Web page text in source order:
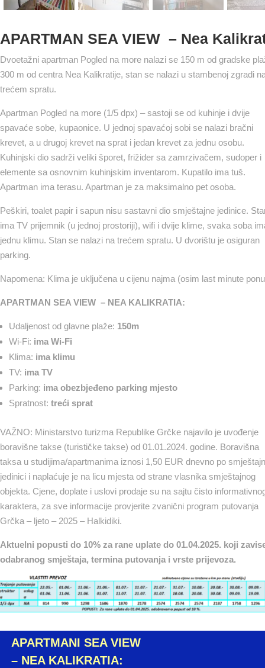
APARTMAN SEA VIEW – Nea
Dvoetažni apartman Pogled na more nalazi se 150 m od gradske
300 m od centra Nea Kalikratije, stan se nalazi u stambenoj zgradi
trećem spratu.
Apartman Pogled na more (1/5 dpx) – sastoji se od kuhinje i dvije
spavaće sobe, kupaonice. U jednoj spavaćoj sobi se nalazi bračni
krevet, a u drugoj krevet na sprat i jedan krevet za jednu osobu.
Kuhinjski dio sadrži veliki šporet, frižider sa zamrzivačem, sudoper i
elemente sa osnovnim kuhinjskim inventarom. Kupatilo ima tuš.
Apartman ima terasu. Apartman je za maksimalno pet osoba.
Peškiri, toalet papir i sapun nisu sastavni dio smještajne jedinice.
ima TV prijemnik (u jednoj prostoriji), wifi i dvije klime, svaka soba
jednu klimu. Stan se nalazi na trećem spratu. U dvorištu je osiguran
parking.
Napomena: Klima je uključena u cijenu najma (osim last minute
APARTMAN SEA VIEW – NEA KALIKRATIA:
Udaljenost od glavne plaže: 150m
Wi-Fi: ima Wi-Fi
Klima: ima klimu
TV: ima TV
Parking: ima obezbjeđeno parking mjesto
Spratnost: treći sprat
VAŽNO: Ministarstvo turizma Republike Grčke najavilo je uvođenje
boravišne takse (turističke takse) od 01.01.2024. godine. Boravišna
taksa u studijima/apartmanima iznosi 1,50 EUR dnevno po
jedinici i naplaćuje je na licu mjesta od strane vlasnika smještajnog
objekta. Cjene, doplate i uslovi prodaje su na sajtu čisto
karaktera, za sve informacije provjerite zvanični program putovanja
Grčka – ljeto – 2025 – Halkidiki.
Aktuelni popusti do 10% za rane uplate do 01.04.2025. koji
odabranog smještaja, termina putovanja i vrste prijevoza.
APARTMANI SEA VIEW
– NEA KALIKRATIA: